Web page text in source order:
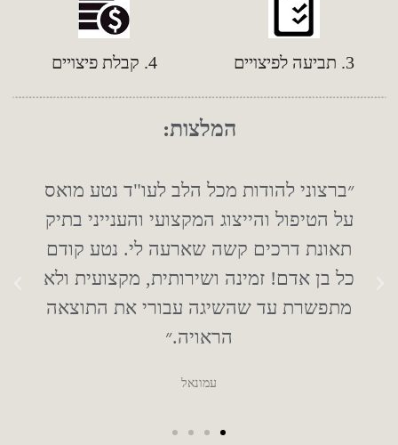
3. תביעה לפיצויים 4. קבלת פיצויים
המלצות:
״ברצוני להודות מכל הלב לעו"ד נטע מואס
על הטיפול והייצוג המקצועי והענייני בתיק
תאונת דרכים קשה שארעה לי. נטע קודם
כל בן אדם! זמינה ושירותית, מקצועית ולא
מתפשרת עד שהשיגה עבורי את התוצאה
הראויה.״
עמונאל